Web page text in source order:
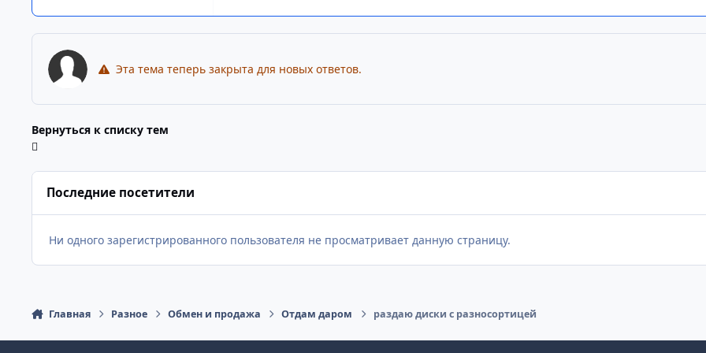
Эта тема теперь закрыта для новых ответов.
Вернуться к списку тем
Последние посетители
Ни одного зарегистрированного пользователя не просматривает данную страницу.
Главная Разное Обмен и продажа Отдам даром раздаю диски с разносортицей